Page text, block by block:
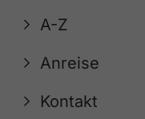
A-Z
Anreise
Kontakt